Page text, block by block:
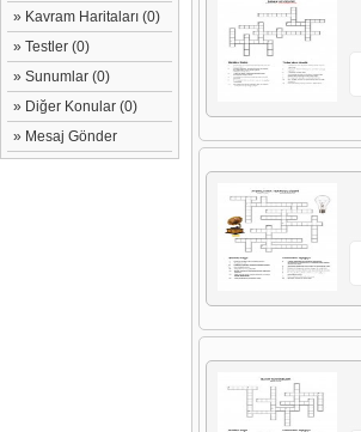
» Kavram Haritaları (0)
» Testler (0)
» Sunumlar (0)
» Diğer Konular (0)
» Mesaj Gönder